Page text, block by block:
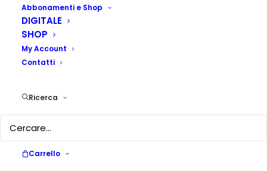
Abbonamenti e Shop
DIGITALE
SHOP
My Account
Contatti
Ricerca
Carrello